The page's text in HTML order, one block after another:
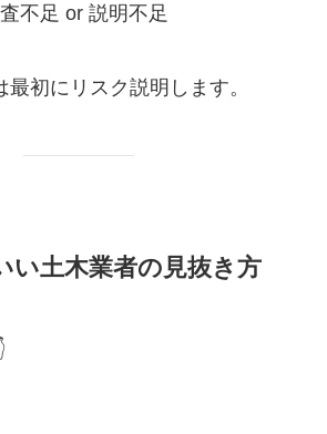
不足 or 説明不足
初にリスク説明します。
い土木業者の見抜き方